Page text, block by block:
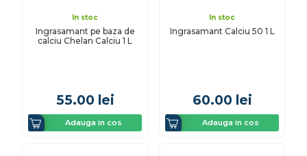
In stoc
Ingrasamant pe baza de
calciu Chelan Calciu 1 L
55.00 lei
Adauga in cos
In stoc
Ingrasamant Calciu 50 1 L
60.00 lei
Adauga in cos